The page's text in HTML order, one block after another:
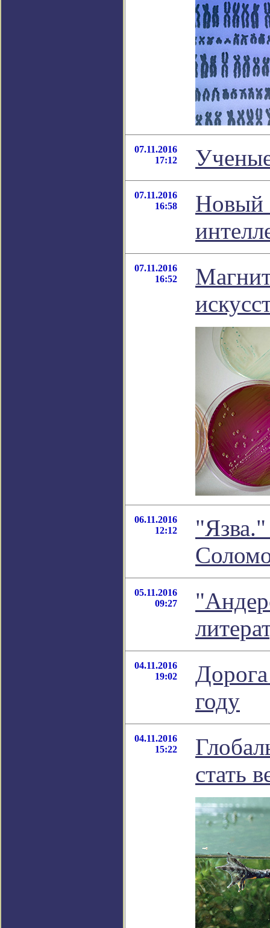
07.11.2016
17:12
07.11.2016
16:58
Новый
07.11.2016
16:52
06.11.2016
12:12
05.11.2016
09:27
04.11.2016
19:02
году
04.11.2016
15:22
стать